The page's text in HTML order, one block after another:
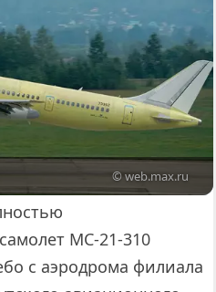
© web.max.ru
МС-21-310
с аэродрома филиала